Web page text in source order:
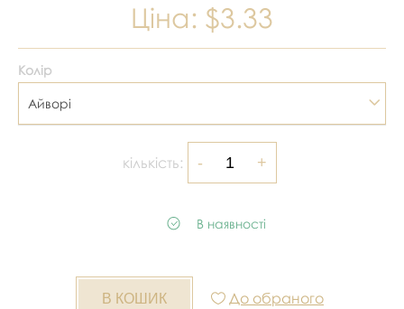
Ціна: $3.33
Колір
Айворі
кількість:
В наявності
До обраного